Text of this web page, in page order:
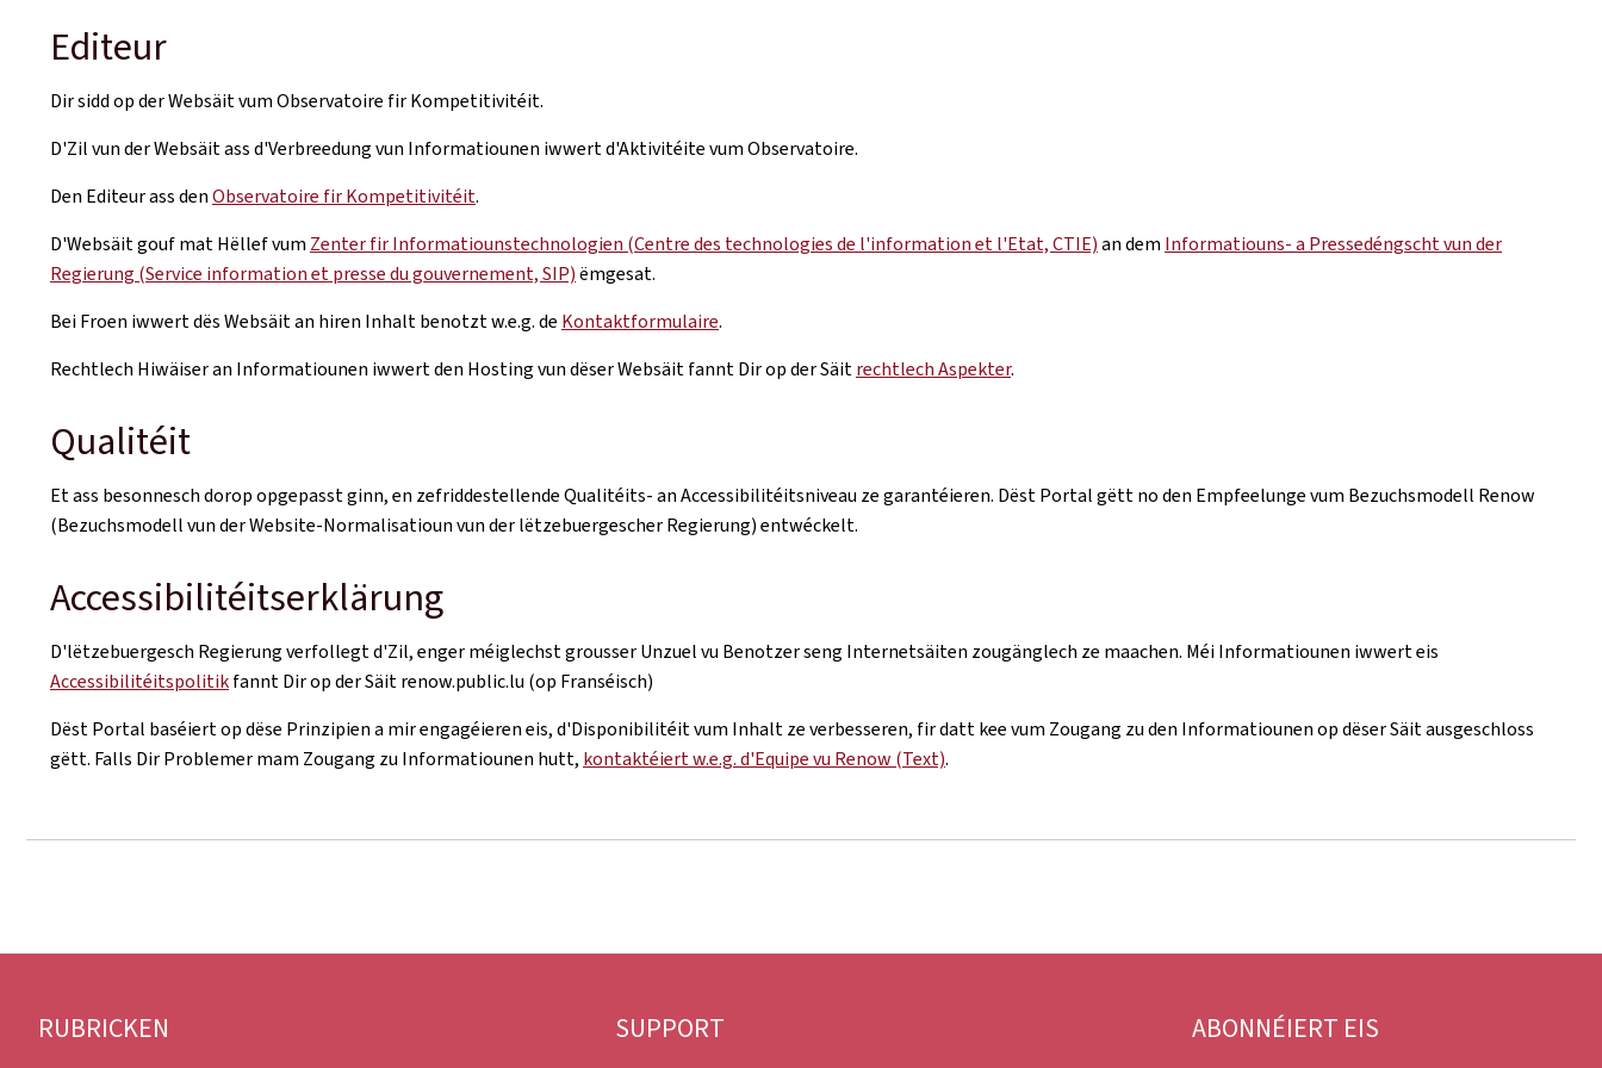
Editeur
Dir sidd op der Websäit vum Observatoire fir Kompetitivitéit.
D'Zil vun der Websäit ass d'Verbreedung vun Informatiounen iwwert d'Aktivitéite vum Observatoire.
Den Editeur ass denObservatoire fir Kompetitivitéit.
D'Websäit gouf mat Hëllef vum Zenter fir Informatiounstechnologien (Centre des technologies de l'information et l'Etat, CTIE)an dem Informatiouns- a Pressedéngscht vun der
Regierung (Service information et presse du gouvernement, SIP)ëmgesat.
Bei Froen iwwert dës Websäit an hiren Inhalt benotzt w.e.g. de Kontaktformulaire.
Rechtlech Hiwäiser an Informatiounen iwwert den Hosting vun dëser Websäit fannt Dir op der Säitrechtlech Aspekter.
Qualitéit
Et ass besonnesch dorop opgepasst ginn, en zefriddestellende Qualitéits- an Accessibilitéitsniveau ze garantéieren. Dëst Portal gëtt no den Empfeelunge vum Bezuchsmodell Renow
(Bezuchsmodell vun der Website-Normalisatioun vun der lëtzebuergescher Regierung) entwéckelt.
Accessibilitéitserklärung
D'lëtzebuergesch Regierung verfollegt d'Zil, enger méiglechst grousser Unzuel vu Benotzer seng Internetsäiten zougänglech ze maachen. Méi Informatiounen iwwert eis
Accessibilitéitspolitikfannt Dir op der Säit renow.public.lu (op Franséisch)
Dëst Portal baséiert op dëse Prinzipien a mir engagéieren eis, d'Disponibilitéit vum Inhalt ze verbesseren, fir datt kee vum Zougang zu den Informatiounen op dëser Säit ausgeschloss
gëtt. Falls Dir Problemer mam Zougang zu Informatiounen hutt, kontaktéiert w.e.g. d'Equipe vu Renow (Text).
Fousszeil
RUBRICKEN SUPPORT ABONNÉIERT EIS